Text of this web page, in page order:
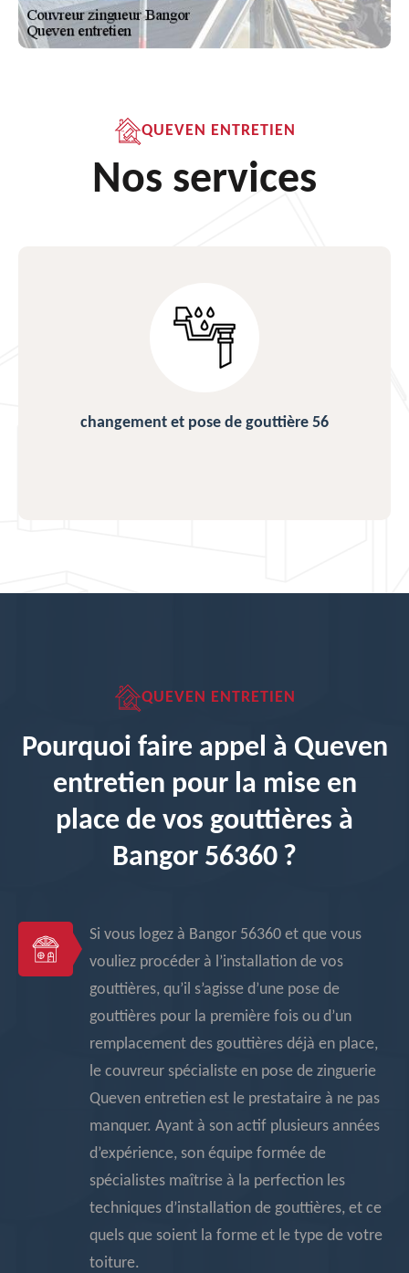
QUEVEN ENTRETIEN
Nos services
changement et pose de gouttière 56
QUEVEN ENTRETIEN
Pourquoi faire appel à Queven
entretien pour la mise en
place de vos gouttières à
Bangor 56360 ?
Si vous logez à Bangor 56360 et que vous
vouliez procéder à l’installation de vos
gouttières, qu’il s’agisse d’une pose de
gouttières pour la première fois ou d’un
remplacement des gouttières déjà en place,
le couvreur spécialiste en pose de zinguerie
Queven entretien est le prestataire à ne pas
manquer. Ayant à son actif plusieurs années
d’expérience, son équipe formée de
spécialistes maîtrise à la perfection les
techniques d’installation de gouttières, et ce
quels que soient la forme et le type de votre
toiture.